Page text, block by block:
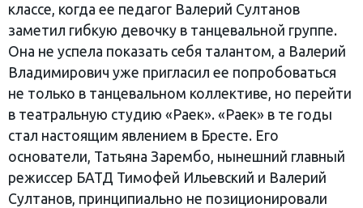
классе, когда ее педагог Валерий Султанов
заметил гибкую девочку в танцевальной группе.
Она не успела показать себя талантом, а Валерий
Владимирович уже пригласил ее попробоваться
не только в танцевальном коллективе, но перейти
в театральную студию «Раек». «Раек» в те годы
стал настоящим явлением в Бресте. Его
основатели, Татьяна Зарембо, нынешний главный
режиссер БАТД Тимофей Ильевский и Валерий
Султанов, принципиально не позиционировали